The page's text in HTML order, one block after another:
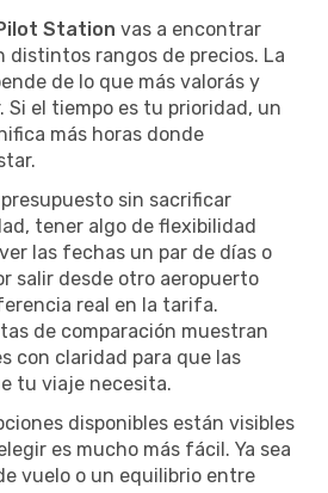
Station vas a encontrar
distintos rangos de precios. La
de lo que más valorás y
Si el tiempo es tu prioridad, un
más horas donde
sin sacrificar
tener algo de flexibilidad
las fechas un par de días o
salir desde otro aeropuerto
real en la tarifa.
de comparación muestran
con claridad para que las
tu viaje necesita.
disponibles están visibles
es mucho más fácil. Ya sea
vuelo o un equilibrio entre